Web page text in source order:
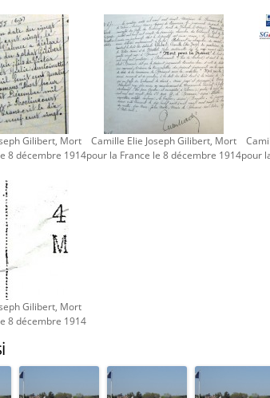
Gilibert, Mort
8 décembre 1914
Camille Elie Joseph Gilibert, Mort
pour la France le 8 décembre 1914pour
Gilibert, Mort
8 décembre 1914